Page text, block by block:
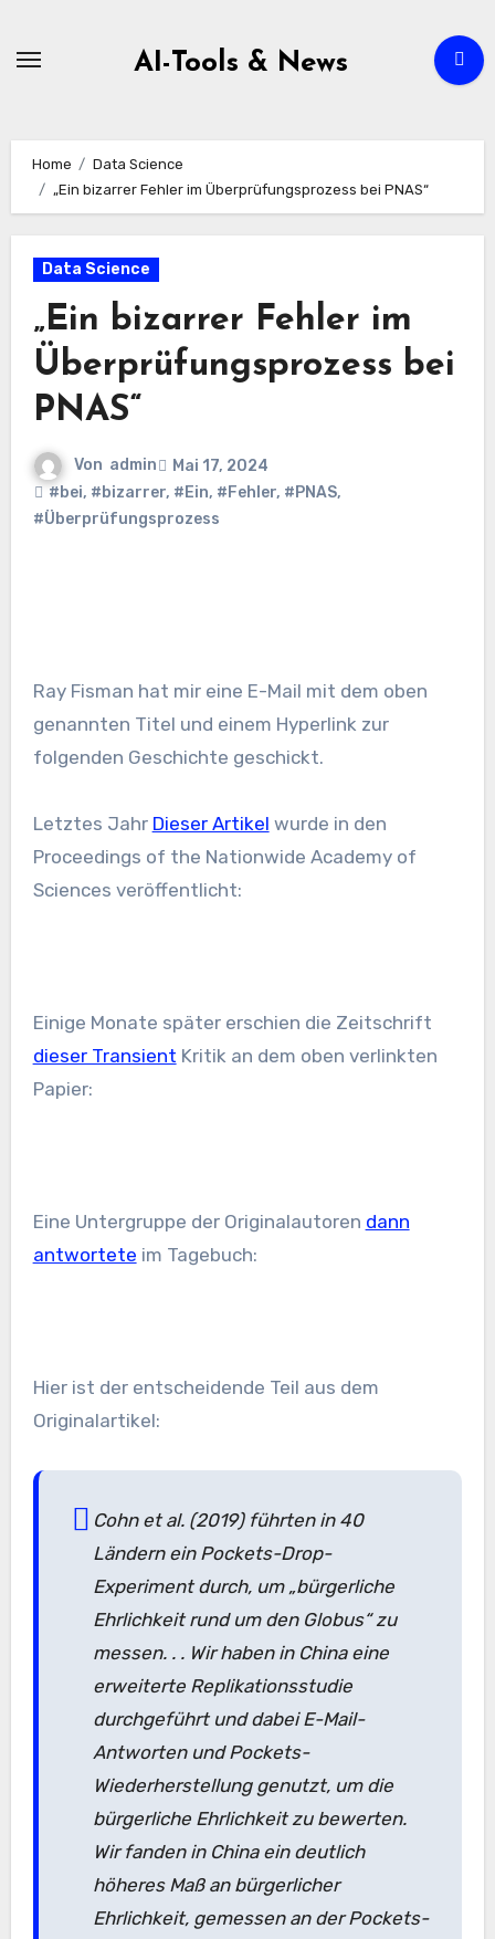
AI-Tools & News
Home
Data Science
„Ein bizarrer Fehler im Überprüfungsprozess bei PNAS“
Data Science
„Ein bizarrer Fehler im
Überprüfungsprozess bei
PNAS“
Von admin
Mai 17, 2024
#bei, #bizarrer, #Ein, #Fehler, #PNAS,
#Überprüfungsprozess
Ray Fisman hat mir eine E-Mail mit dem oben
genannten Titel und einem Hyperlink zur
folgenden Geschichte geschickt.
Letztes Jahr Dieser Artikel wurde in den
Proceedings of the Nationwide Academy of
Sciences veröffentlicht:
Einige Monate später erschien die Zeitschrift
dieser Transient Kritik an dem oben verlinkten
Papier:
Eine Untergruppe der Originalautoren dann
antwortete im Tagebuch:
Hier ist der entscheidende Teil aus dem
Originalartikel:
Cohn et al. (2019) führten in 40
Ländern ein Pockets-Drop-
Experiment durch, um „bürgerliche
Ehrlichkeit rund um den Globus“ zu
messen. . . Wir haben in China eine
erweiterte Replikationsstudie
durchgeführt und dabei E-Mail-
Antworten und Pockets-
Wiederherstellung genutzt, um die
bürgerliche Ehrlichkeit zu bewerten.
Wir fanden in China ein deutlich
höheres Maß an bürgerlicher
Ehrlichkeit, gemessen an der Pockets-